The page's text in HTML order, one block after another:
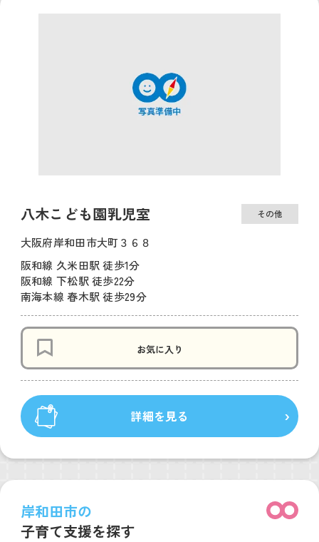
八木こども園乳児室 その他
大阪府岸和田市大町３６８
阪和線 久米田駅 徒歩1分
阪和線 下松駅 徒歩22分
南海本線 春木駅 徒歩29分
お気に入り
詳細を見る
岸和田市の
子育て支援を探す